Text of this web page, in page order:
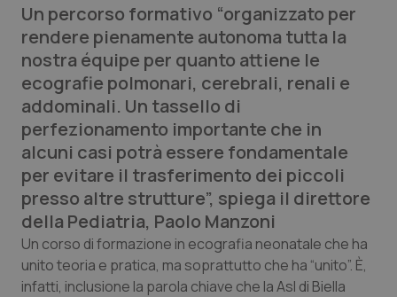
Lettere al direttore
Edizioni Regionali
QS Pro
Professionisti Sanitari.AI
Abruzzo
Basilicata
QS Pro Gold
Artrite & artrosi
QS Club Newsletter
Un percorso formativo “organizzato per
rendere pienamente autonoma tutta la
nostra équipe per quanto attiene le
ecografie polmonari, cerebrali, renali e
addominali. Un tassello di
perfezionamento importante che in
alcuni casi potrà essere fondamentale
per evitare il trasferimento dei piccoli
presso altre strutture”, spiega il direttore
della Pediatria, Paolo Manzoni
Un corso di formazione in ecografia neonatale che ha
unito teoria e pratica, ma soprattutto che ha “unito”. È,
infatti, inclusione la parola chiave che la Asl di Biella